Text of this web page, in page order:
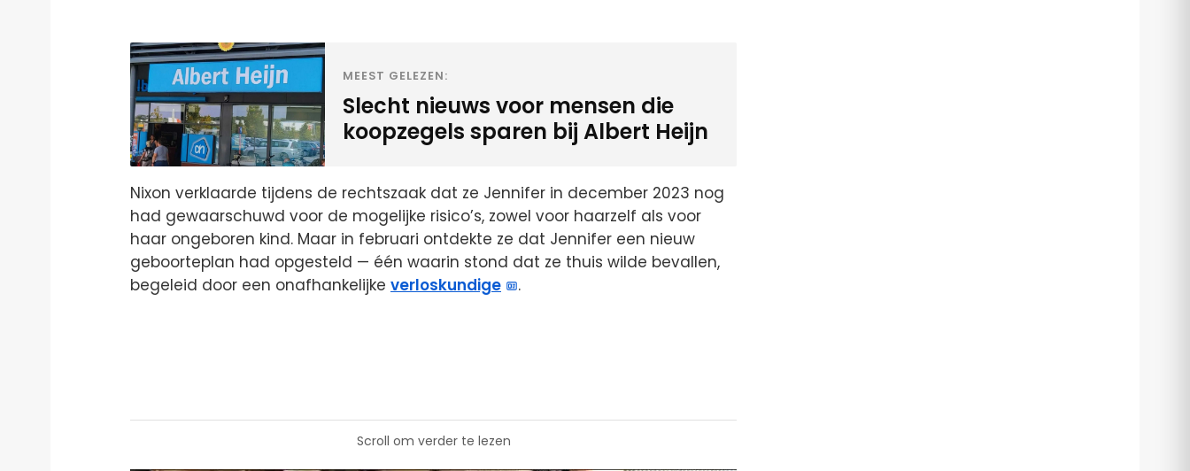
MEEST GELEZEN:
Slecht nieuws voor mensen die
koopzegels sparen bij Albert Heijn
Nixon verklaarde tijdens de rechtszaak dat ze Jennifer in december 2023 nog
had gewaarschuwd voor de mogelijke risico’s, zowel voor haarzelf als voor
haar ongeboren kind. Maar in februari ontdekte ze dat Jennifer een nieuw
geboorteplan had opgesteld — één waarin stond dat ze thuis wilde bevallen,
begeleid door een onafhankelijke verloskundige .
Scroll om verder te lezen